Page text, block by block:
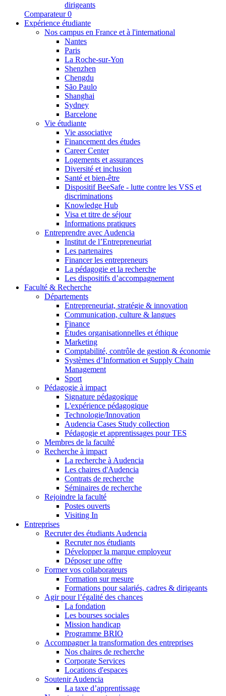
dirigeants
Comparateur 0
Expérience étudiante
Nos campus en France et à l'international
Nantes
Paris
La Roche-sur-Yon
Shenzhen
Chengdu
São Paulo
Shanghai
Sydney
Barcelone
Vie étudiante
Vie associative
Financement des études
Career Center
Logements et assurances
Diversité et inclusion
Santé et bien-être
Dispositif BeeSafe - lutte contre les VSS et
discriminations
Knowledge Hub
Visa et titre de séjour
Informations pratiques
Entreprendre avec Audencia
Institut de l’Entrepreneuriat
Les partenaires
Financer les entrepreneurs
La pédagogie et la recherche
Les dispositifs d’accompagnement
Faculté & Recherche
Départements
Entrepreneuriat, stratégie & innovation
Communication, culture & langues
Finance
Études organisationnelles et éthique
Marketing
Comptabilité, contrôle de gestion & économie
Systèmes d’Information et Supply Chain
Management
Sport
Pédagogie à impact
Signature pédagogique
L'expérience pédagogique
Technologie/Innovation
Audencia Cases Study collection
Pédagogie et apprentissages pour TES
Membres de la faculté
Recherche à impact
La recherche à Audencia
Les chaires d'Audencia
Contrats de recherche
Séminaires de recherche
Rejoindre la faculté
Postes ouverts
Visiting In
Entreprises
Recruter des étudiants Audencia
Recruter nos étudiants
Développer la marque employeur
Déposer une offre
Former vos collaborateurs
Formation sur mesure
Formations pour salariés, cadres & dirigeants
Agir pour l’égalité des chances
La fondation
Les bourses sociales
Mission handicap
Programme BRIO
Accompagner la transformation des entreprises
Nos chaires de recherche
Corporate Services
Locations d'espaces
Soutenir Audencia
La taxe d’apprentissage